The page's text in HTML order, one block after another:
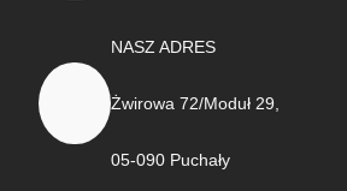
NASZ ADRES
Żwirowa 72/Moduł 29,
05-090 Puchały